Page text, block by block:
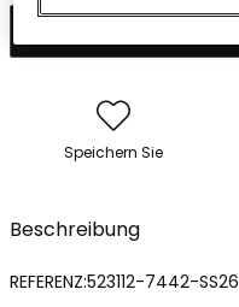
Speichern Sie
Beschreibung
REFERENZ:523112-7442-SS26